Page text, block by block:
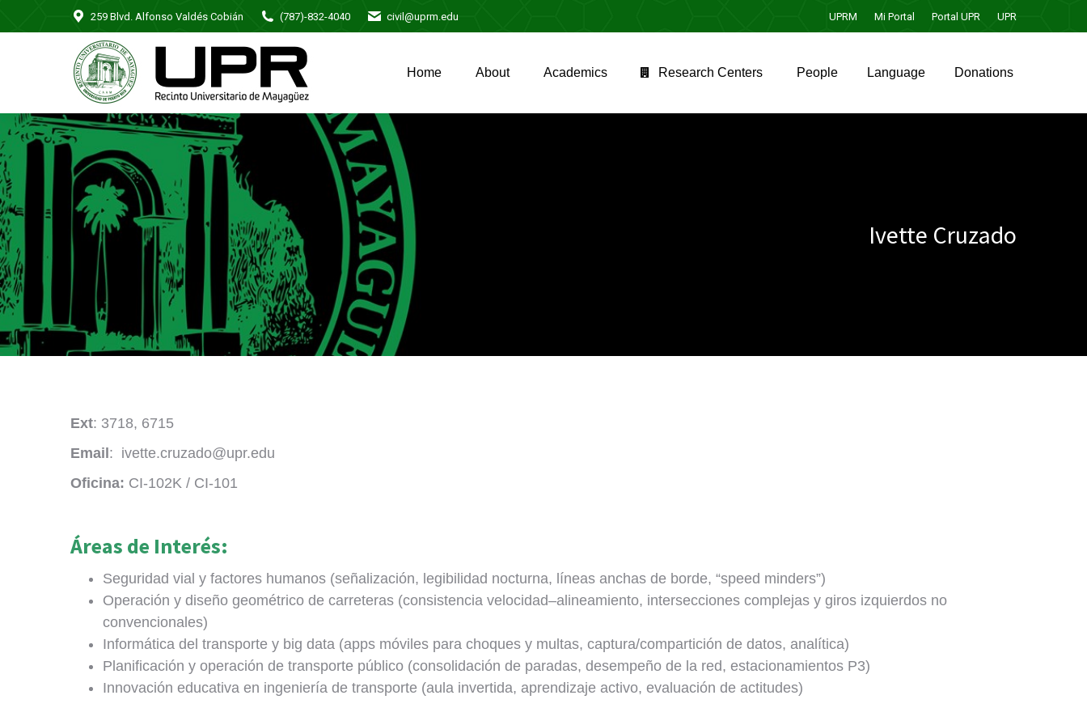
259 Blvd. Alfonso Valdés Cobián (787)-832-4040 civil@uprm.edu UPRM Mi Portal Portal UPR UPR
Home About Academics Research Centers People Language Donations
Ivette Cruzado
Ext: 3718, 6715
Email : ivette.cruzado@upr.edu
Oficina: CI-102K / CI-101
Áreas de Interés:
Seguridad vial y factores humanos (señalización, legibilidad nocturna, líneas anchas de borde, “speed minders”)
Operación y diseño geométrico de carreteras (consistencia velocidad–alineamiento, intersecciones complejas y giros izquierdos no
convencionales)
Informática del transporte y big data (apps móviles para choques y multas, captura/compartición de datos, analítica)
Planificación y operación de transporte público (consolidación de paradas, desempeño de la red, estacionamientos P3)
Innovación educativa en ingeniería de transporte (aula invertida, aprendizaje activo, evaluación de actitudes)